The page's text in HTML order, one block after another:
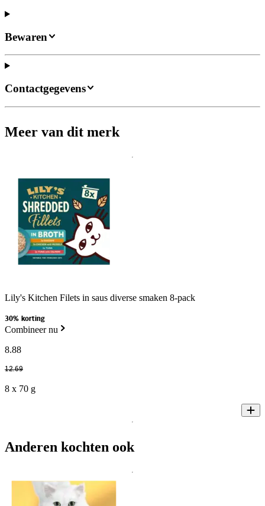
Bewaren
Contactgegevens
Meer van dit merk
Lily's Kitchen Filets in saus diverse smaken 8-pack
30% korting
Combineer nu
8.88
12.69
8 x 70 g
Anderen kochten ook